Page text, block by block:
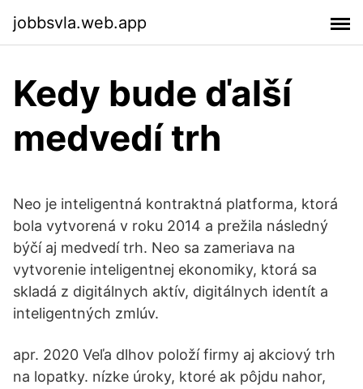
jobbsvla.web.app
Kedy bude ďalší
medvedí trh
Neo je inteligentná kontraktná platforma, ktorá
bola vytvorená v roku 2014 a prežila následný
býčí aj medvedí trh. Neo sa zameriava na
vytvorenie inteligentnej ekonomiky, ktorá sa
skladá z digitálnych aktív, digitálnych identít a
inteligentných zmlúv.
apr. 2020 Veľa dlhov položí firmy aj akciový trh
na lopatky. nízke úroky, ktoré ak pôjdu nahor,